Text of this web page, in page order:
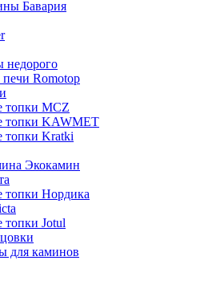
Бавария
недорого
Romotop
MCZ
топки KAWMET
Kratki
Экокамин
Нордика
Jotul
для каминов